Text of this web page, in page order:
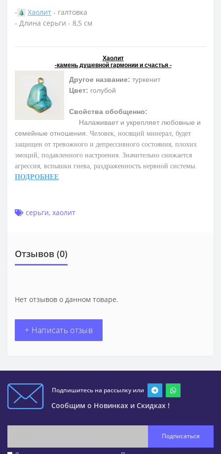
- Хаолит - галтовка
- Длина серьги - 8,5 см
Хаолит
-камень душевной гармонии и счастья -
Другое название: туркенит
Цвет: голубой
Свойства обобщенно:
Налаживает и укрепляет любовные и
семейные отношения. Человек, носящий минерал, будет
защищен от тревожного и депрессивного состояния, плохих
эмоций, подавленного настроения. Значительно снижается
агрессия, вспышки гнева, раздраженность нервной системы.
ПОДРОБНЕЕ
серьги, хаолит
Отзывов (0)
Нет отзывов о данном товаре.
+ Написать отзыв
Подпишитесь на рассылку или
Сообщим о Новинках и Скидках !
Подписаться